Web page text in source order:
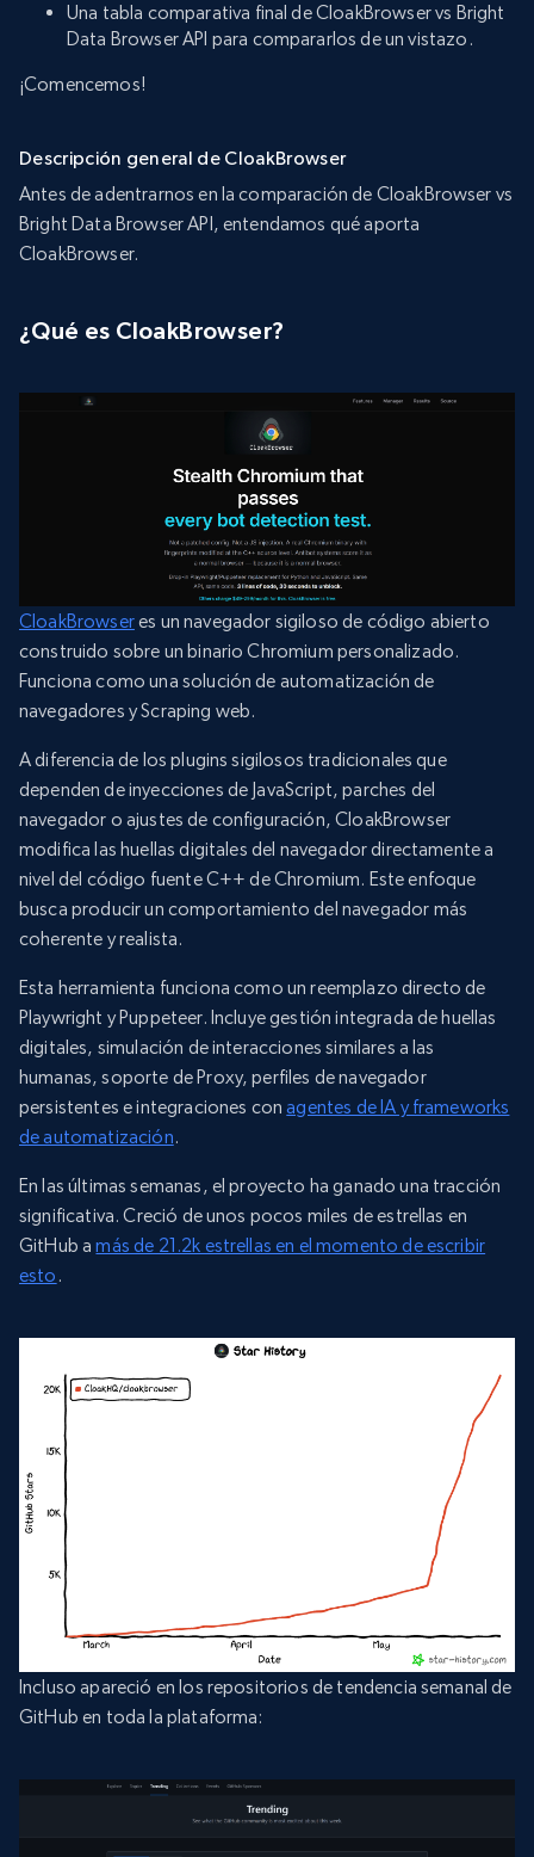
Una tabla comparativa final de CloakBrowser vs Bright
Data Browser API para compararlos de un vistazo.
¡Comencemos!
Descripción general de CloakBrowser
Antes de adentrarnos en la comparación de CloakBrowser vs
Bright Data Browser API, entendamos qué aporta
CloakBrowser.
¿Qué es CloakBrowser?
CloakBrowseres un navegador sigiloso de código abierto
construido sobre un binario Chromium personalizado.
Funciona como una solución de automatización de
navegadores y Scraping web.
A diferencia de los plugins sigilosos tradicionales que
dependen de inyecciones de JavaScript, parches del
navegador o ajustes de configuración, CloakBrowser
modifica las huellas digitales del navegador directamente a
nivel del código fuente C++ de Chromium. Este enfoque
busca producir un comportamiento del navegador más
coherente y realista.
Esta herramienta funciona como un reemplazo directo de
Playwright y Puppeteer. Incluye gestión integrada de huellas
digitales, simulación de interacciones similares a las
humanas, soporte de Proxy, perfiles de navegador
persistentes e integraciones conagentes de IA y frameworks
de automatización.
En las últimas semanas, el proyecto ha ganado una tracción
significativa. Creció de unos pocos miles de estrellas en
GitHub amás de 21.2k estrellas en el momento de escribir
esto .
Incluso apareció en los repositorios de tendencia semanal de
GitHub en toda la plataforma: